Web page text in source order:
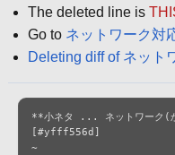
The deleted line is
Go to ネットワーク対
Deleting diff of ネット
**小ネタ ... ネットワーク(か
[#yfff556d]
~